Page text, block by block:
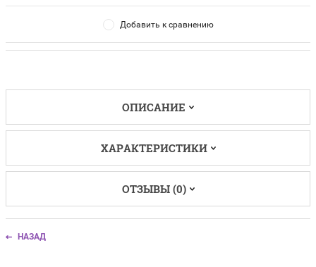
Добавить к сравнению
ОПИСАНИЕ
ХАРАКТЕРИСТИКИ
ОТЗЫВЫ (0)
НАЗАД